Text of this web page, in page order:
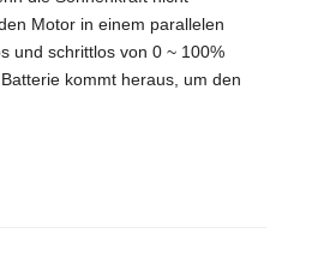
Motor in einem parallelen
und schrittlos von 0 ~ 100%
kommt heraus, um den